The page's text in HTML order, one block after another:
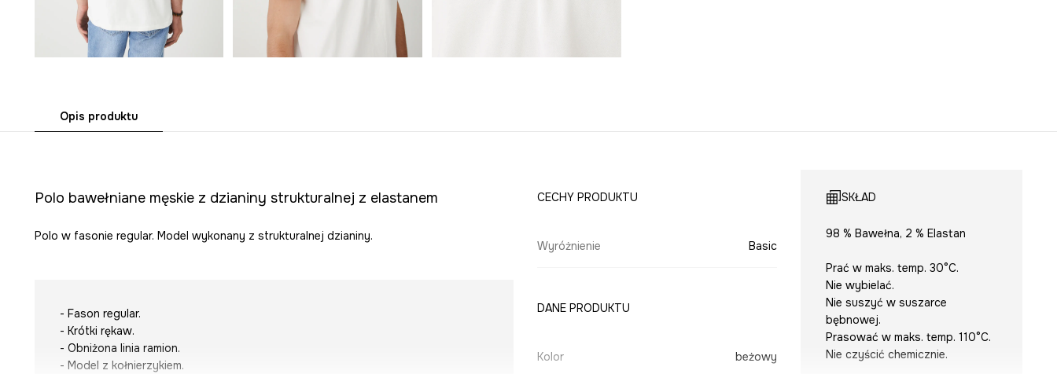
Opis produktu
Polo bawełniane męskie z dzianiny strukturalnej z elastanem
Polo w fasonie regular. Model wykonany z strukturalnej dzianiny.
- Fason regular.
- Krótki rękaw.
- Obniżona linia ramion.
- Model z kołnierzykiem.
CECHY PRODUKTU
Wyróżnienie Basic
DANE PRODUKTU
Kolor beżowy
SKŁAD
98 % Bawełna, 2 % Elastan
Prać w maks. temp. 30°C.
Nie wybielać.
Nie suszyć w suszarce
bębnowej.
Prasować w maks. temp. 110°C.
Nie czyścić chemicznie.